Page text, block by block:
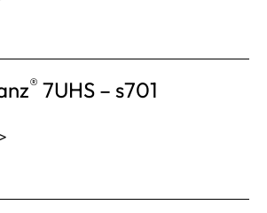
® 7UHS – s701